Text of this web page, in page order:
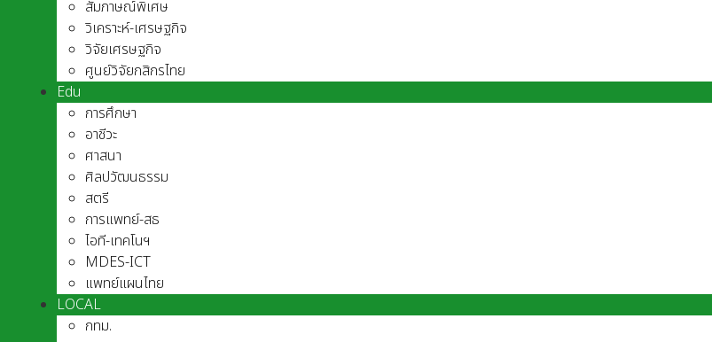
สัมภาษณ์พิเศษ
วิเคราะห์-เศรษฐกิจ
วิจัยเศรษฐกิจ
ศูนย์วิจัยกสิกรไทย
Edu
การศึกษา
อาชีวะ
ศาสนา
ศิลปวัฒนธรรม
สตรี
การแพทย์-สธ
ไอที-เทคโนฯ
MDES-ICT
แพทย์แผนไทย
LOCAL
กทม.